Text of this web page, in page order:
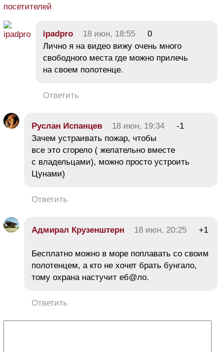
посетителей
ipadpro 18 июн, 18:55
0
Лично я на видео вижу очень много
свободного места где можно прилечь
на своем полотенце.
Ответить
Руслан Испанцев 18 июн, 19:34
-1
Зачем устраивать пожар, чтобы
все это сгорело ( желательно вместе
с владельцами), можно просто устроить
Цунами)
Ответить
Адмирал Крузенштерн 18 июн, 20:25 +1
Бесплатно можно в море поплавать со своим
полотенцем, а кто не хочет брать бунгало,
тому охрана настучит еб@ло.
Ответить